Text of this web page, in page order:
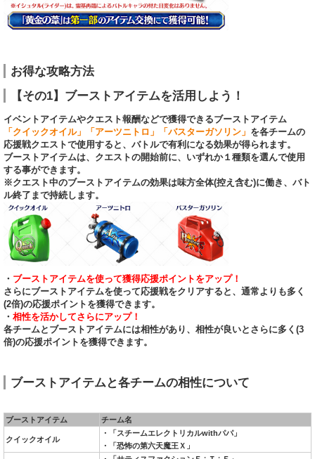
お得な攻略方法
【その1】ブーストアイテムを活用しよう！
イベントアイテムやクエスト報酬などで獲得できるブーストアイテム
「クイックオイル」「アーツニトロ」「バスターガソリン」 を各チームの
応援戦クエストで使用すると、バトルで有利になる効果が得られます。
ブーストアイテムは、クエストの開始前に、いずれか１種類を選んで使用
する事ができます。
※クエスト中のブーストアイテムの効果は味方全体(控え含む)に働き、バト
ル終了まで持続します。
・ ブーストアイテムを使って獲得応援ポイントをアップ！
さらにブーストアイテムを使って応援戦をクリアすると、通常よりも多く
(2倍)の応援ポイントを獲得できます。
・ 相性を活かしてさらにアップ！
各チームとブーストアイテムには相性があり、相性が良いとさらに多く(3
倍)の応援ポイントを獲得できます。
ブーストアイテムと各チームの相性について
ブーストアイテム チーム名
クイックオイル
・「スチームエレクトリカルwithパパ」
・「恐怖の第六天魔王Ｘ」